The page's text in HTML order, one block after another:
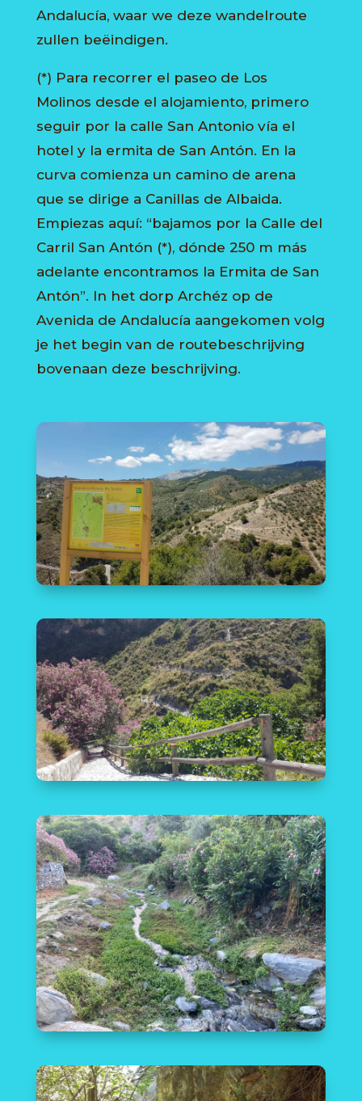
Andalucía, waar we deze wandelroute
zullen beëindigen.
(*) Para recorrer el paseo de Los
Molinos desde el alojamiento, primero
seguir por la calle San Antonio vía el
hotel y la ermita de San Antón. En la
curva comienza un camino de arena
que se dirige a Canillas de Albaida.
Empiezas aquí: “bajamos por la Calle del
Carril San Antón (*), dónde 250 m más
adelante encontramos la Ermita de San
Antón”. In het dorp Archéz op de
Avenida de Andalucía aangekomen volg
je het begin van de routebeschrijving
bovenaan deze beschrijving.